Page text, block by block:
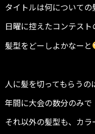
タイトルは何についての
日曜に控えたコンテスト
髪型をどーしよかなーと
人に髪を切ってもらうの
年間に大会の数分のみで
それ以外の髪型も、カラ